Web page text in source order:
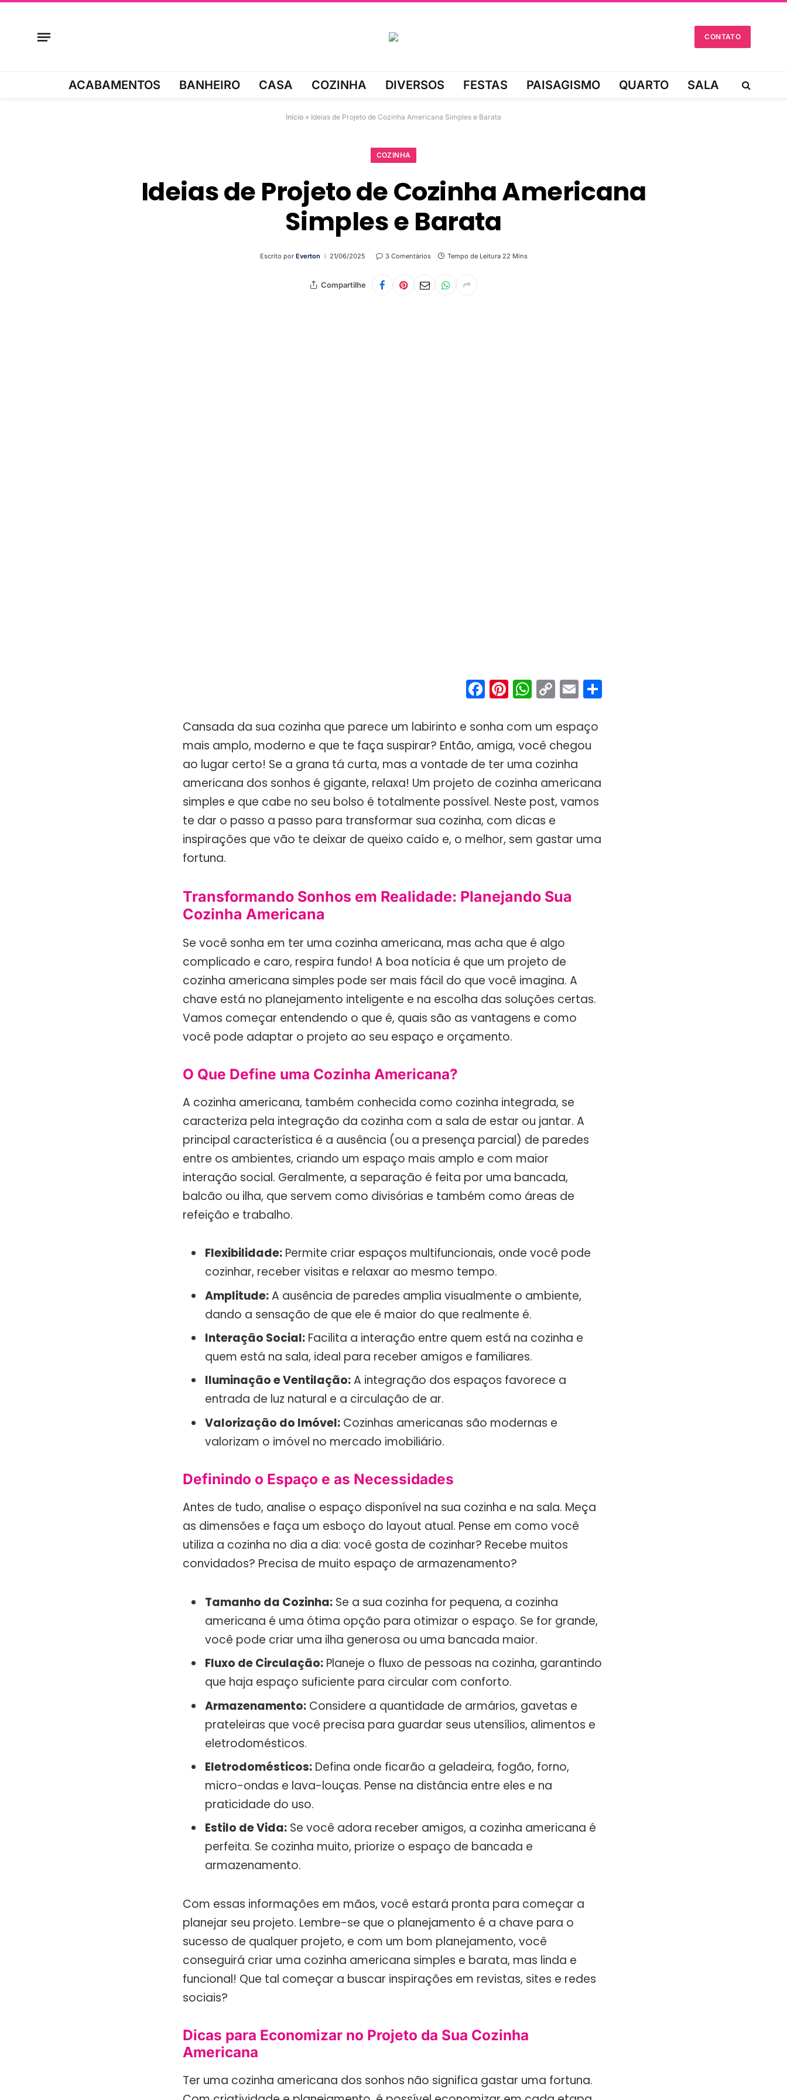
CONTATO
ACABAMENTOS BANHEIRO CASA COZINHA DIVERSOS FESTAS PAISAGISMO QUARTO SALA
Início » Ideias de Projeto de Cozinha Americana Simples e Barata
COZINHA
Ideias de Projeto de Cozinha Americana
Simples e Barata
Escrito por Everton 21/06/2025 3 Comentários Tempo de Leitura 22 Mins
Compartilhe
Facebook
Pinterest
WhatsApp
Copy
Link
Email
Cansada da sua cozinha que parece um labirinto e sonha com um espaço
mais amplo, moderno e que te faça suspirar? Então, amiga, você chegou
ao lugar certo! Se a grana tá curta, mas a vontade de ter uma cozinha
americana dos sonhos é gigante, relaxa! Um projeto de cozinha americana
simples e que cabe no seu bolso é totalmente possível. Neste post, vamos
te dar o passo a passo para transformar sua cozinha, com dicas e
inspirações que vão te deixar de queixo caído e, o melhor, sem gastar uma
fortuna.
Transformando Sonhos em Realidade: Planejando Sua
Cozinha Americana
Se você sonha em ter uma cozinha americana, mas acha que é algo
complicado e caro, respira fundo! A boa notícia é que um projeto de
cozinha americana simples pode ser mais fácil do que você imagina. A
chave está no planejamento inteligente e na escolha das soluções certas.
Vamos começar entendendo o que é, quais são as vantagens e como
você pode adaptar o projeto ao seu espaço e orçamento.
O Que Define uma Cozinha Americana?
A cozinha americana, também conhecida como cozinha integrada, se
caracteriza pela integração da cozinha com a sala de estar ou jantar. A
principal característica é a ausência (ou a presença parcial) de paredes
entre os ambientes, criando um espaço mais amplo e com maior
interação social. Geralmente, a separação é feita por uma bancada,
balcão ou ilha, que servem como divisórias e também como áreas de
refeição e trabalho.
Flexibilidade: Permite criar espaços multifuncionais, onde você pode
cozinhar, receber visitas e relaxar ao mesmo tempo.
Amplitude:A ausência de paredes amplia visualmente o ambiente,
dando a sensação de que ele é maior do que realmente é.
Interação Social: Facilita a interação entre quem está na cozinha e
quem está na sala, ideal para receber amigos e familiares.
Iluminação e Ventilação:A integração dos espaços favorece a
entrada de luz natural e a circulação de ar.
Valorização do Imóvel: Cozinhas americanas são modernas e
valorizam o imóvel no mercado imobiliário.
Definindo o Espaço e as Necessidades
Antes de tudo, analise o espaço disponível na sua cozinha e na sala. Meça
as dimensões e faça um esboço do layout atual. Pense em como você
utiliza a cozinha no dia a dia: você gosta de cozinhar? Recebe muitos
convidados? Precisa de muito espaço de armazenamento?
Tamanho da Cozinha: Se a sua cozinha for pequena, a cozinha
americana é uma ótima opção para otimizar o espaço. Se for grande,
você pode criar uma ilha generosa ou uma bancada maior.
Fluxo de Circulação: Planeje o fluxo de pessoas na cozinha, garantindo
que haja espaço suficiente para circular com conforto.
Armazenamento: Considere a quantidade de armários, gavetas e
prateleiras que você precisa para guardar seus utensílios, alimentos e
eletrodomésticos.
Eletrodomésticos: Defina onde ficarão a geladeira, fogão, forno,
micro-ondas e lava-louças. Pense na distância entre eles e na
praticidade do uso.
Estilo de Vida: Se você adora receber amigos, a cozinha americana é
perfeita. Se cozinha muito, priorize o espaço de bancada e
armazenamento.
Com essas informações em mãos, você estará pronta para começar a
planejar seu projeto. Lembre-se que o planejamento é a chave para o
sucesso de qualquer projeto, e com um bom planejamento, você
conseguirá criar uma cozinha americana simples e barata, mas linda e
funcional! Que tal começar a buscar inspirações em revistas, sites e redes
sociais?
Dicas para Economizar no Projeto da Sua Cozinha
Americana
Ter uma cozinha americana dos sonhos não significa gastar uma fortuna.